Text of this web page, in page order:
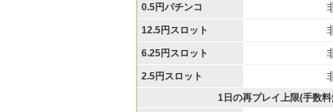
0.5円パチンコ
12.5円スロット
6.25円スロット
2.5円スロット
1日の再プレイ上限(手数